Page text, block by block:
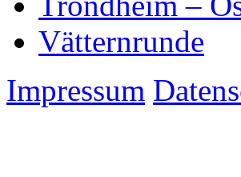
Vätternrunde
Impressum